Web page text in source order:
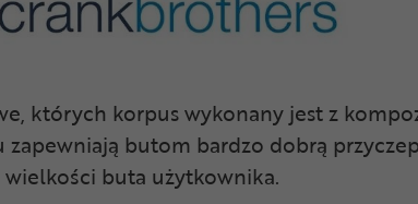
których korpus wykonany jest z
butom bardzo dobrą
buta użytkownika.